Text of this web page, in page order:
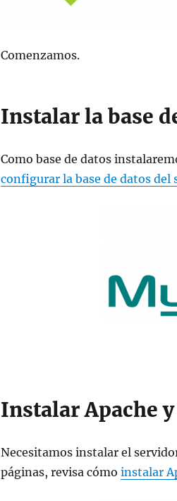
Comenzamos.
Instalar la base
Como base de datos
configurar la base de datos del
Instalar Apache y
Necesitamos instalar el
páginas, revisa cómo instalar